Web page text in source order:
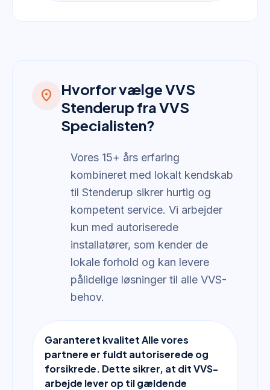
location_on
Hvorfor vælge VVS
Stenderup fra VVS
Specialisten?
Vores 15+ års erfaring
kombineret med lokalt kendskab
til Stenderup sikrer hurtig og
kompetent service. Vi arbejder
kun med autoriserede
installatører, som kender de
lokale forhold og kan levere
pålidelige løsninger til alle VVS-
behov.
Garanteret kvalitet Alle vores
partnere er fuldt autoriserede og
forsikrede. Dette sikrer, at dit VVS-
arbejde lever op til gældende